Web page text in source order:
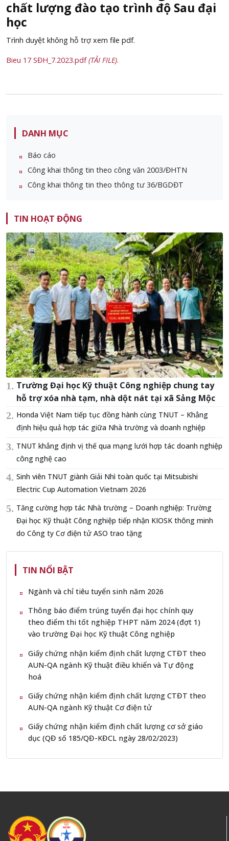
chất lượng đào tạo trình độ Sau đại
học
Trình duyệt không hỗ trợ xem file pdf.
Bieu 17 SĐH_7.2023.pdf(TẢI FILE).
DANH MỤC
Báo cáo
Công khai thông tin theo công văn 2003/ĐHTN
Công khai thông tin theo thông tư 36/BGDĐT
TIN HOẠT ĐỘNG
Trường Đại học Kỹ thuật Công nghiệp chung tay
hỗ trợ xóa nhà tạm, nhà dột nát tại xã Sảng Mộc
Honda Việt Nam tiếp tục đồng hành cùng TNUT – Khẳng
định hiệu quả hợp tác giữa Nhà trường và doanh nghiệp
TNUT khẳng định vị thế qua mạng lưới hợp tác doanh nghiệp
công nghệ cao
Sinh viên TNUT giành Giải Nhì toàn quốc tại Mitsubishi
Electric Cup Automation Vietnam 2026
Tăng cường hợp tác Nhà trường – Doanh nghiệp: Trường
Đại học Kỹ thuật Công nghiệp tiếp nhận KIOSK thông minh
do Công ty Cơ điện tử ASO trao tặng
TIN NỔI BẬT
Ngành và chỉ tiêu tuyển sinh năm 2026
Thông báo điểm trúng tuyển đại học chính quy
theo điểm thi tốt nghiệp THPT năm 2024 (đợt 1)
vào trường Đại học Kỹ thuật Công nghiệp
Giấy chứng nhận kiểm định chất lượng CTĐT theo
AUN-QA ngành Kỹ thuật điều khiển và Tự động
hoá
Giấy chứng nhận kiểm định chất lượng CTĐT theo
AUN-QA ngành Kỹ thuật Cơ điện tử
Giấy chứng nhận kiểm định chất lượng cơ sở giáo
dục (QĐ số 185/QĐ-KĐCL ngày 28/02/2023)